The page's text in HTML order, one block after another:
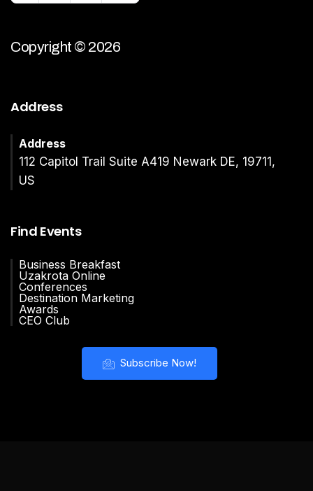
Copyright © 2026
Address
Address
112 Capitol Trail Suite A419 Newark DE, 19711,
US
Find Events
Business Breakfast
Uzakrota Online
Conferences
Destination Marketing
Awards
CEO Club
Subscribe Now!